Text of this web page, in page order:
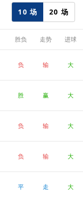
10 场 20 场
胜负 走势 进球
负 输 大
胜 赢 大
负 输 大
负 输 大
平 走 大